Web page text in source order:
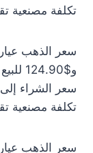
تكلفة مصنعية
تكلفة مصنعية